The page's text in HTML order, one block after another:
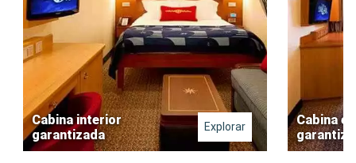
Cabina interior
garantizada
Explorar
Cabina